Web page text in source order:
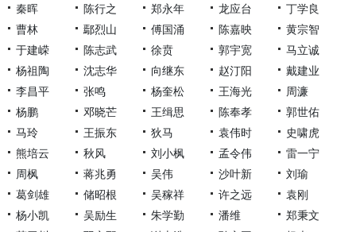
秦晖 陈行之 郑永年 龙应台
丁学良
曹林
鄢烈山 傅国涌 陈嘉映
黄宗智
于建嵘
陈志武 徐贲 郭宇宽
马立诚
杨祖陶
沈志华 向继东 赵汀阳
戴建业
李昌平
张鸣 杨奎松 王海光
周濂
杨鹏
邓晓芒 王缉思 陈奉孝
郭世佑
马玲
王振东 狄马 袁伟时
史啸虎
熊培云
秋风 刘小枫 孟令伟
雷一宁
周枫
蒋兆勇 吴伟 沙叶新
刘瑜
葛剑雄
储昭根 吴稼祥 许之远
袁刚
杨小凯
吴励生 朱学勤 潘维
郑秉文